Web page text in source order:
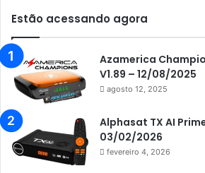
Audisat K20 Huracan
Audisat K30
Azamerica
Azamerica Beats
Azamerica Champions
Azamerica Champions
Estão acessando agora
Azamerica
V1.89 – 12/08/2025
agosto 12, 2025
Alphasat TX AI
03/02/2026
fevereiro 4, 2026